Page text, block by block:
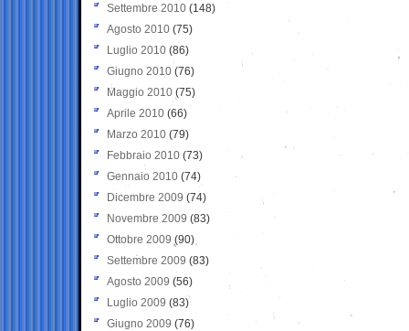
Settembre 2010 (148)
Agosto 2010 (75)
Luglio 2010 (86)
Giugno 2010 (76)
Maggio 2010 (75)
Aprile 2010 (66)
Marzo 2010 (79)
Febbraio 2010 (73)
Gennaio 2010 (74)
Dicembre 2009 (74)
Novembre 2009 (83)
Ottobre 2009 (90)
Settembre 2009 (83)
Agosto 2009 (56)
Luglio 2009 (83)
Giugno 2009 (76)